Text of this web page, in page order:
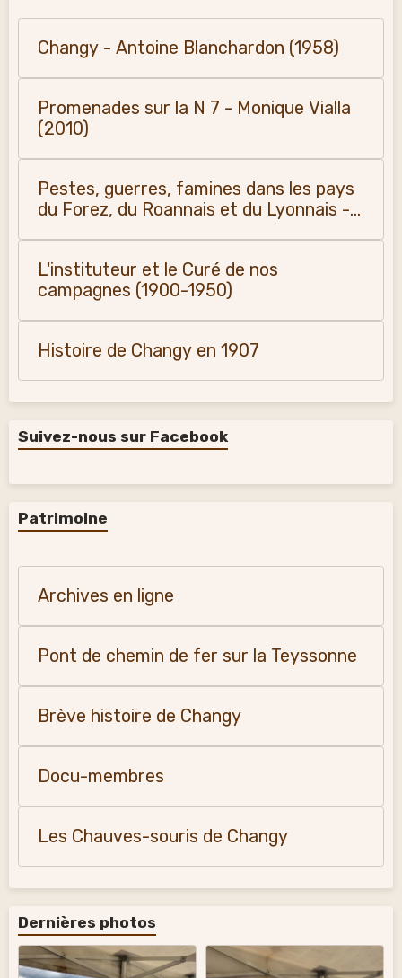
Changy - Antoine Blanchardon (1958)
Promenades sur la N 7 - Monique Vialla
(2010)
Pestes, guerres, famines dans les pays
du Forez, du Roannais et du Lyonnais -
L'instituteur et le Curé de nos
campagnes (1900-1950)
Histoire de Changy en 1907
Suivez-nous sur Facebook
Patrimoine
Archives en ligne
Pont de chemin de fer sur la Teyssonne
Brève histoire de Changy
Docu-membres
Les Chauves-souris de Changy
Dernières photos